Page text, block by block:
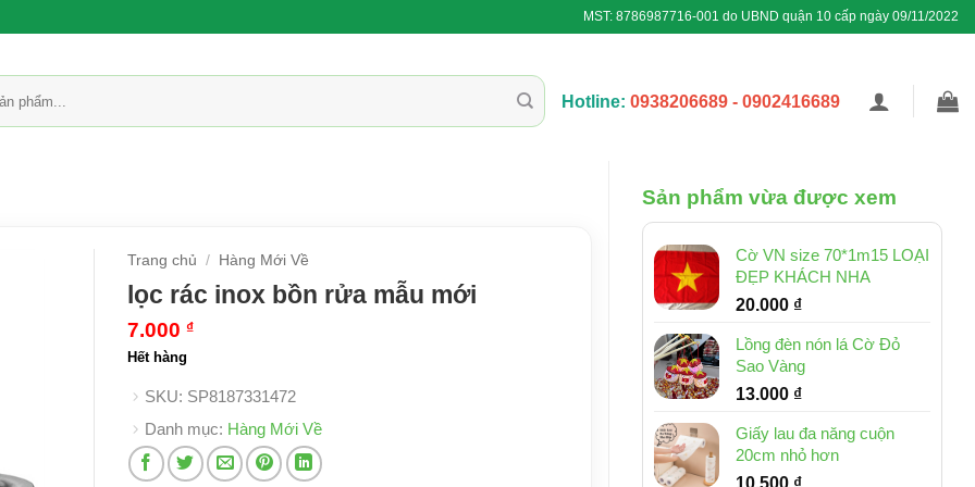
MST: 8786987716-001 do UBND quận 10 cấp ngày 09/11/2022
Hotline: 0938206689 - 0902416689
Sản phẩm vừa được xem
Cờ VN size 70*1m15 LOẠI
ĐẸP KHÁCH NHA
20.000 ₫
Lồng đèn nón lá Cờ Đỏ
Sao Vàng
13.000 ₫
Giấy lau đa năng cuộn
20cm nhỏ hơn
10.500 ₫
Trang chủ / Hàng Mới Về
lọc rác inox bồn rửa mẫu mới
7.000 ₫
Hết hàng
SKU: SP8187331472
Danh mục: Hàng Mới Về